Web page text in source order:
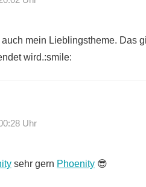
mein Lieblingstheme. Das
wird.:smile:
Uhr
sehr gern Phoenity 😎